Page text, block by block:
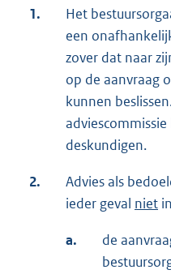
1.
Het
een
zover dat naar
op de aanvraag
kunnen
deskundigen.
2.
Advies als
ieder geval niet
a.
de